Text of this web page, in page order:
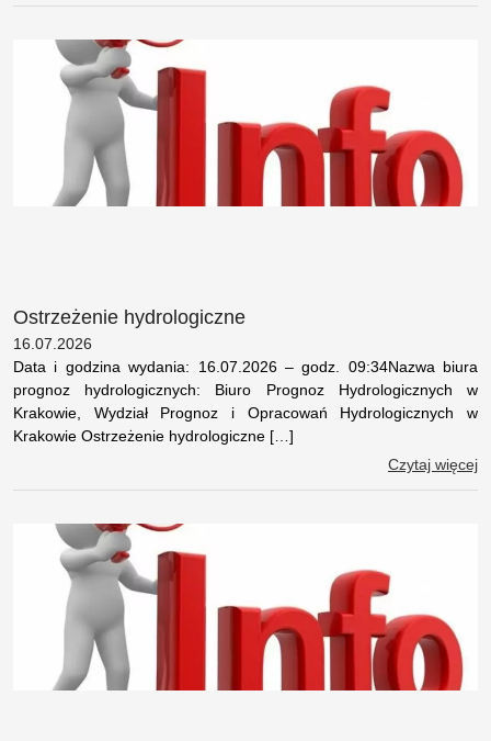
Ostrzeżenie hydrologiczne
16.07.2026
Data i godzina wydania: 16.07.2026 – godz. 09:34Nazwa biura
prognoz hydrologicznych: Biuro Prognoz Hydrologicznych w
Krakowie, Wydział Prognoz i Opracowań Hydrologicznych w
Krakowie Ostrzeżenie hydrologiczne […]
Czytaj więcej